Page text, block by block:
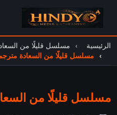
الرئيسية
مسلسل قليلًا من
مسلسل قليلًا من السعادة مترجم
مسلسل قليلًا من